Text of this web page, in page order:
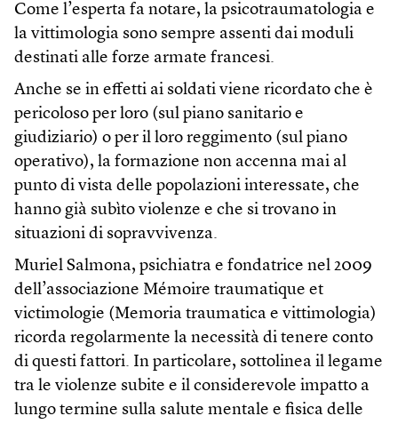
Come l’esperta fa notare, la psicotraumatologia e
la vittimologia sono sempre assenti dai moduli
destinati alle forze armate francesi.
Anche se in effetti ai soldati viene ricordato che è
pericoloso per loro (sul piano sanitario e
giudiziario) o per il loro reggimento (sul piano
operativo), la formazione non accenna mai al
punto di vista delle popolazioni interessate, che
hanno già subìto violenze e che si trovano in
situazioni di sopravvivenza.
Muriel Salmona, psichiatra e fondatrice nel 2009
dell’associazione Mémoire traumatique et
victimologie (Memoria traumatica e vittimologia)
ricorda regolarmente la necessità di tenere conto
di questi fattori. In particolare, sottolinea il legame
tra le violenze subite e il considerevole impatto a
lungo termine sulla salute mentale e fisica delle